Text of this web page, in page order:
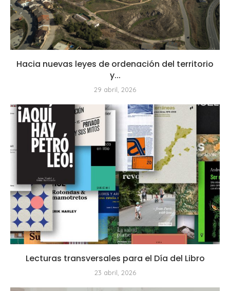
Hacia nuevas leyes de ordenación del territorio
y...
29 abril, 2026
Lecturas transversales para el Día del Libro
23 abril, 2026